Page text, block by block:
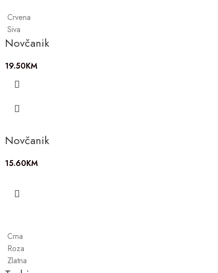
Crvena
Siva
Novčanik
19.50KM
Novčanik
15.60KM
Crna
Roza
Zlatna